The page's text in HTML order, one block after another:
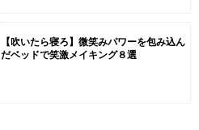
【吹いたら寝ろ】微笑みパワーを包み込ん
だベッドで笑激メイキング８選